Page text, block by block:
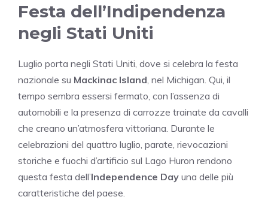
Festa dell’Indipendenza
negli Stati Uniti
Luglio porta negli Stati Uniti, dove si celebra la festa
nazionale su Mackinac Island , nel Michigan. Qui, il
tempo sembra essersi fermato, con l’assenza di
automobili e la presenza di carrozze trainate da cavalli
che creano un’atmosfera vittoriana. Durante le
celebrazioni del quattro luglio, parate, rievocazioni
storiche e fuochi d’artificio sul Lago Huron rendono
questa festa dell’Independence Day una delle più
caratteristiche del paese.